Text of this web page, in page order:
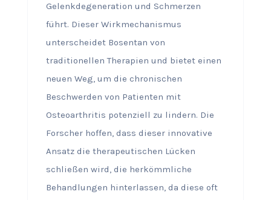
Gelenkdegeneration und Schmerzen
führt. Dieser Wirkmechanismus
unterscheidet Bosentan von
traditionellen Therapien und bietet einen
neuen Weg, um die chronischen
Beschwerden von Patienten mit
Osteoarthritis potenziell zu lindern. Die
Forscher hoffen, dass dieser innovative
Ansatz die therapeutischen Lücken
schließen wird, die herkömmliche
Behandlungen hinterlassen, da diese oft